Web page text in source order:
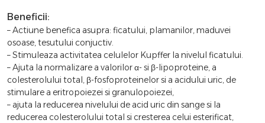
Beneficii:
– Actiune benefica asupra: ficatului, plamanilor, maduvei
osoase, tesutului conjuctiv.
– Stimuleaza activitatea celulelor Kupffer la nivelul ficatului.
– Ajuta la normalizare a valorilor α- si β-lipoproteine, a
colesterolului total, β-fosfoproteinelor si a acidului uric, de
stimulare a eritropoiezei si granulopoiezei,
– ajuta la reducerea nivelului de acid uric din sange si la
reducerea colesterolului total si cresterea celui esterificat,